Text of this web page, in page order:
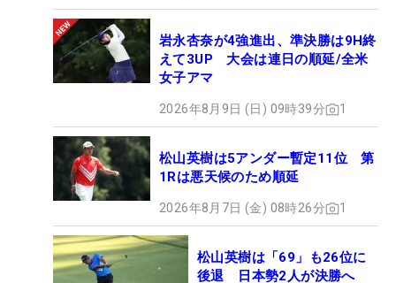
岩永杏奈が4強進出、準決勝は9H終
えて3UP 大会は連日の順延/全米
女子アマ
2026年8月9日 (日) 09時39分 1
松山英樹は5アンダー暫定11位 第
1Rは悪天候のため順延
2026年8月7日 (金) 08時26分 1
松山英樹は「69」も26位に
後退 日本勢2人が決勝へ